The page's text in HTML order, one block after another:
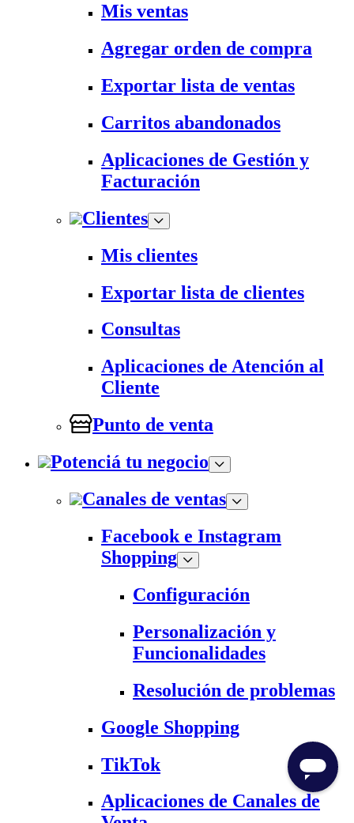
Mis ventas
Agregar orden de compra
Exportar lista de ventas
Carritos abandonados
Aplicaciones de Gestión y
Facturación
Clientes
Mis clientes
Exportar lista de clientes
Consultas
Aplicaciones de Atención al
Cliente
Punto de venta
Potenciá tu negocio
Canales de ventas
Facebook e Instagram
Shopping
Configuración
Personalización y
Funcionalidades
Resolución de problemas
Google Shopping
TikTok
Aplicaciones de Canales de